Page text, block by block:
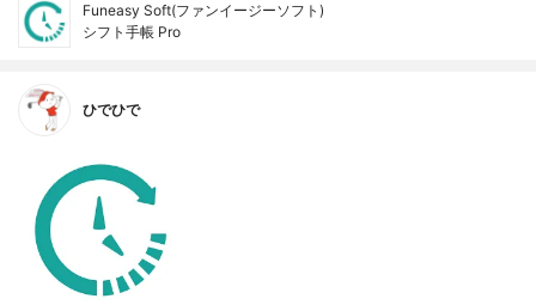
Funeasy Soft(ファンイージーソフト)
シフト手帳 Pro
ひでひで